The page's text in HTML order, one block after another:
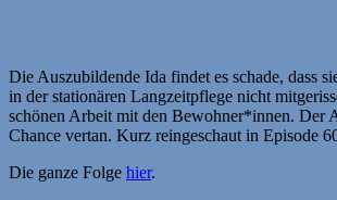
Die Auszubildende Ida findet es schade, dass
in der stationären Langzeitpflege nicht
schönen Arbeit mit den Bewohner*innen. Der
Chance vertan. Kurz reingeschaut in Episode
Die ganze Folge hier.